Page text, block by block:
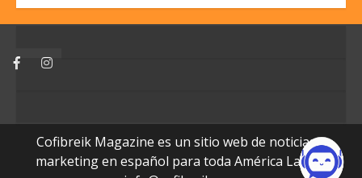
FacebookInstagram
Cofibreik Magazine es un sitio web de noticias y
marketing en español para toda América Latina.